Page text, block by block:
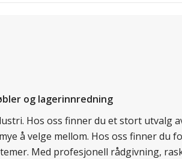
og lagerinnredning
Hos oss finner du et stort utvalg
å velge mellom. Hos oss finner
Med profesjonell rådgivning,